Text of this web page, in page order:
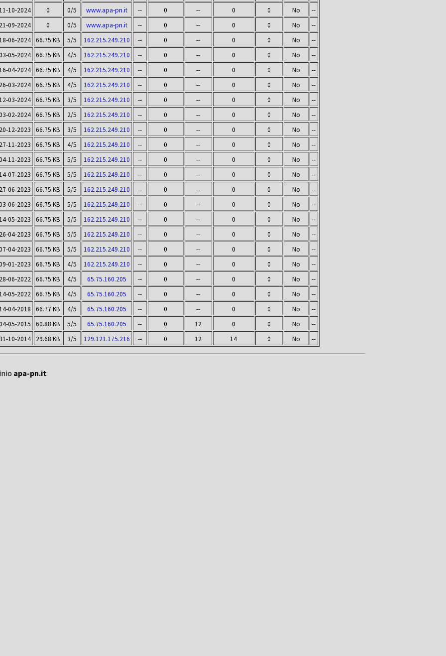
11-10-2024
0 0/5 www.apa-pn.it -- 0 -- 0 0 No
--
21-09-2024
0 0/5 www.apa-pn.it -- 0 -- 0 0 No
--
18-06-2024
66.75 KB 5/5 162.215.249.210 -- 0 -- 0 0 No
--
05-2024
66.75 KB 4/5 162.215.249.210 -- 0 -- 0 0 No
--
16-04-2024
66.75 KB 4/5 162.215.249.210 -- 0 -- 0 0 No
--
26-03-2024
66.75 KB 4/5 162.215.249.210 -- 0 -- 0 0 No
--
12-03-2024
66.75 KB 3/5 162.215.249.210 -- 0 -- 0 0 No
--
02-2024
66.75 KB 2/5 162.215.249.210 -- 0 -- 0 0 No
--
20-12-2023
66.75 KB 3/5 162.215.249.210 -- 0 -- 0 0 No
--
27-11-2023
66.75 KB 4/5 162.215.249.210 -- 0 -- 0 0 No
--
11-2023
66.75 KB 5/5 162.215.249.210 -- 0 -- 0 0 No
--
14-07-2023
66.75 KB 5/5 162.215.249.210 -- 0 -- 0 0 No
--
27-06-2023
66.75 KB 5/5 162.215.249.210 -- 0 -- 0 0 No
--
06-2023
66.75 KB 5/5 162.215.249.210 -- 0 -- 0 0 No
--
14-05-2023
66.75 KB 5/5 162.215.249.210 -- 0 -- 0 0 No
--
26-04-2023
66.75 KB 5/5 162.215.249.210 -- 0 -- 0 0 No
--
04-2023
66.75 KB 5/5 162.215.249.210 -- 0 -- 0 0 No
--
01-2023
66.75 KB 4/5 162.215.249.210 -- 0 -- 0 0 No
--
28-06-2022
66.75 KB 4/5 65.75.160.205 -- 0 -- 0 0 No
--
14-05-2022
66.75 KB 4/5 65.75.160.205 -- 0 -- 0 0 No
--
14-04-2018
66.77 KB 4/5 65.75.160.205 -- 0 -- 0 0 No
--
05-2015
60.88 KB 5/5 65.75.160.205 -- 0 12 0 0 No
--
10-2014
29.68 KB 3/5 129.121.175.216 -- 0 12 14 0 No --
apa-pn.it: